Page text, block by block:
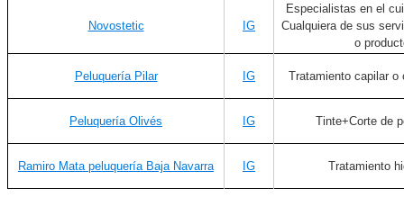
Novostetic IG
Especialistas en el
Cualquiera de sus
o
Peluquería Pilar IG Tratamiento capilar o
Peluquería Olivés IG Tinte+Corte de
Ramiro Mata peluquería Baja Navarra IG Tratamiento